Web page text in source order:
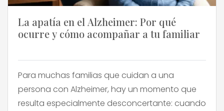
La apatía en el Alzheimer: Por qué
ocurre y cómo acompañar a tu familiar
Para muchas familias que cuidan a una
persona con Alzheimer, hay un momento que
resulta especialmente desconcertante: cuando